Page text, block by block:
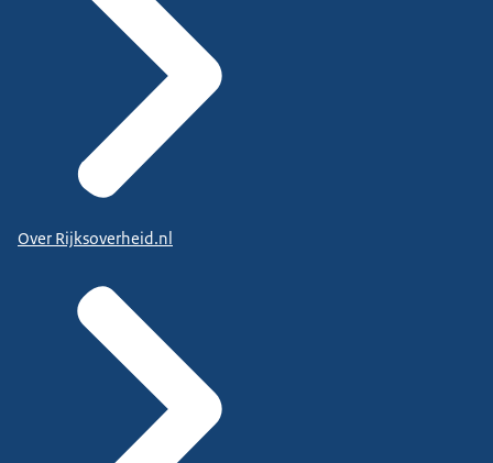
Over Rijksoverheid.nl